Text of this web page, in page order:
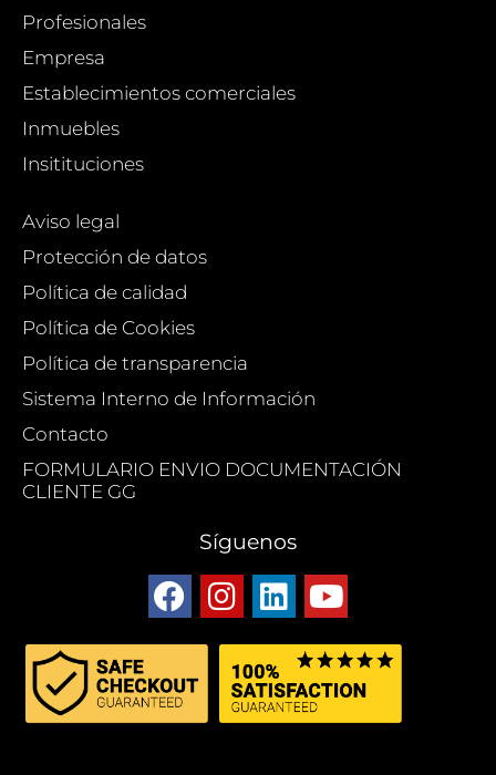
Profesionales
Empresa
Establecimientos comerciales
Inmuebles
Insitituciones
Aviso legal
Protección de datos
Política de calidad
Política de Cookies
Política de transparencia
Sistema Interno de Información
Contacto
FORMULARIO ENVIO DOCUMENTACIÓN
CLIENTE GG
Síguenos